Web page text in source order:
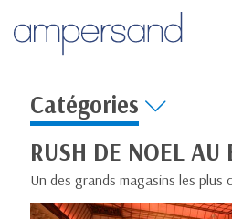
Catégories
RUSH DE NOEL AU
Un des grands magasins les plus